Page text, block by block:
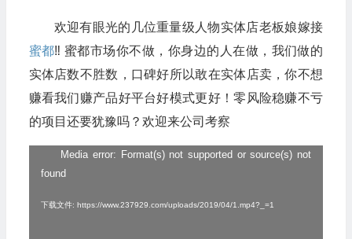
欢迎有眼光的几位重量级人物实体店老板娘嫁接
蜜都‼️ 蜜都市场你不做，你身边的人在做，我们做的
实体店数不胜数，口碑好所以敢在实体店卖，你不想
赚看我们赚产品好平台好模式更好！零风险稳赚不亏
的项目还要犹豫吗？欢迎来公司考察
Media error: Format(s) not supported or source(s) not
found
下载文件: https://www.237929.com/uploads/2019/04/1.mp4?_=1